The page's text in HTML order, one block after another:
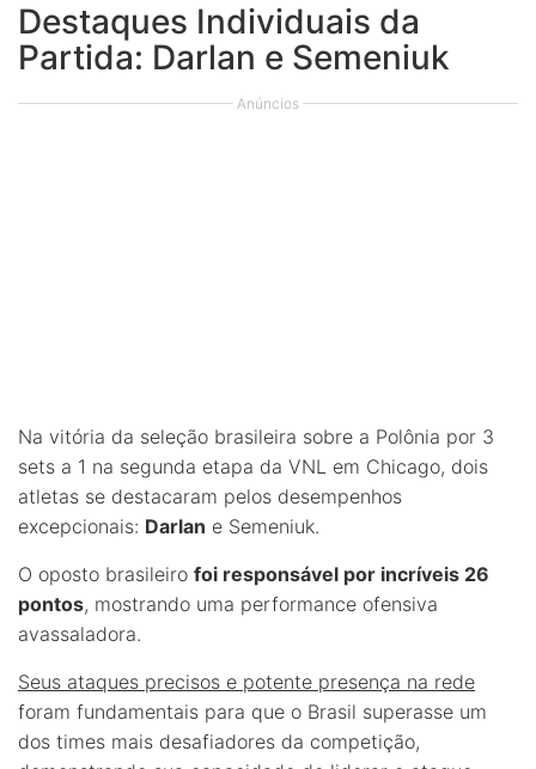
Destaques Individuais da
Partida: Darlan e Semeniuk
Anúncios
Na vitória da seleção brasileira sobre a Polônia por 3
sets a 1 na segunda etapa da VNL em Chicago, dois
atletas se destacaram pelos desempenhos
excepcionais: Darlan e Semeniuk.
O oposto brasileiro foi responsável por incríveis 26
pontos, mostrando uma performance ofensiva
avassaladora.
Seus ataques precisos e potente presença na rede
foram fundamentais para que o Brasil superasse um
dos times mais desafiadores da competição,